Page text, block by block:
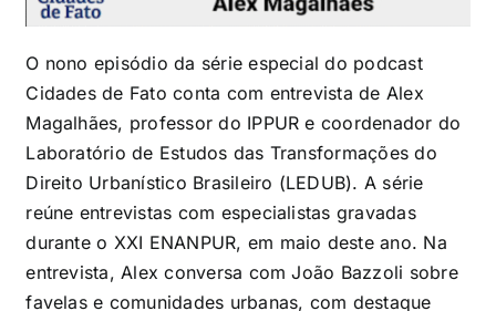
O nono episódio da série especial do podcast
Cidades de Fato conta com entrevista de Alex
Magalhães, professor do IPPUR e coordenador do
Laboratório de Estudos das Transformações do
Direito Urbanístico Brasileiro (LEDUB). A série
reúne entrevistas com especialistas gravadas
durante o XXI ENANPUR, em maio deste ano. Na
entrevista, Alex conversa com João Bazzoli sobre
favelas e comunidades urbanas, com destaque